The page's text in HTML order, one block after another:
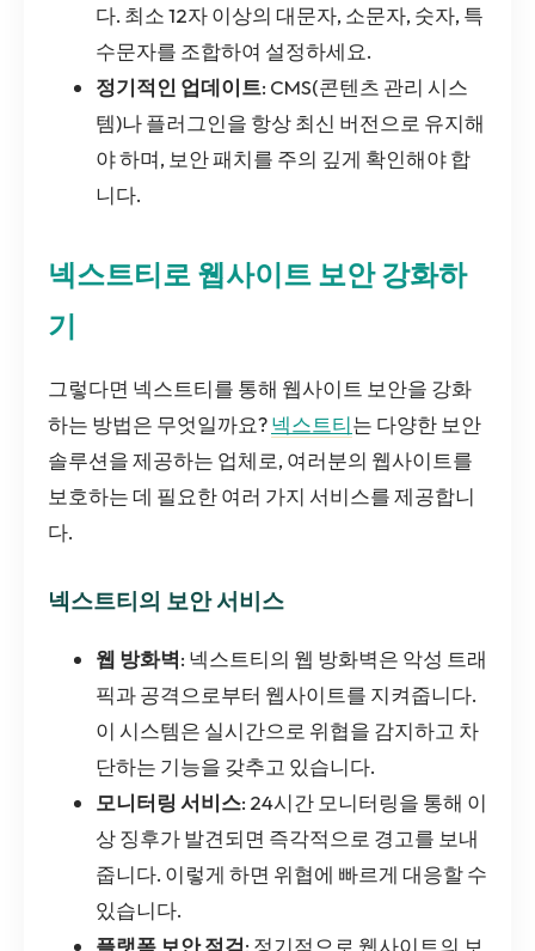
다. 최소 12자 이상의 대문자, 소문자, 숫자, 특
수문자를 조합하여 설정하세요.
정기적인 업데이트: CMS(콘텐츠 관리 시스
템)나 플러그인을 항상 최신 버전으로 유지해
야 하며, 보안 패치를 주의 깊게 확인해야 합
니다.
넥스트티로 웹사이트 보안 강화하
기
그렇다면 넥스트티를 통해 웹사이트 보안을 강화
하는 방법은 무엇일까요?넥스트티는 다양한 보안
솔루션을 제공하는 업체로, 여러분의 웹사이트를
보호하는 데 필요한 여러 가지 서비스를 제공합니
다.
넥스트티의 보안 서비스
웹 방화벽: 넥스트티의 웹 방화벽은 악성 트래
픽과 공격으로부터 웹사이트를 지켜줍니다.
이 시스템은 실시간으로 위협을 감지하고 차
단하는 기능을 갖추고 있습니다.
모니터링 서비스: 24시간 모니터링을 통해 이
상 징후가 발견되면 즉각적으로 경고를 보내
줍니다. 이렇게 하면 위협에 빠르게 대응할 수
있습니다.
플랫폼 보안 점검: 정기적으로 웹사이트의 보